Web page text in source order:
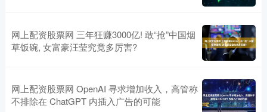
网上配资股票网 三年狂赚3000亿! 敢“抢”中国烟
草饭碗, 女富豪汪莹究竟多厉害?
网上配资股票网 OpenAI 寻求增加收入，高管称
不排除在 ChatGPT 内插入广告的可能